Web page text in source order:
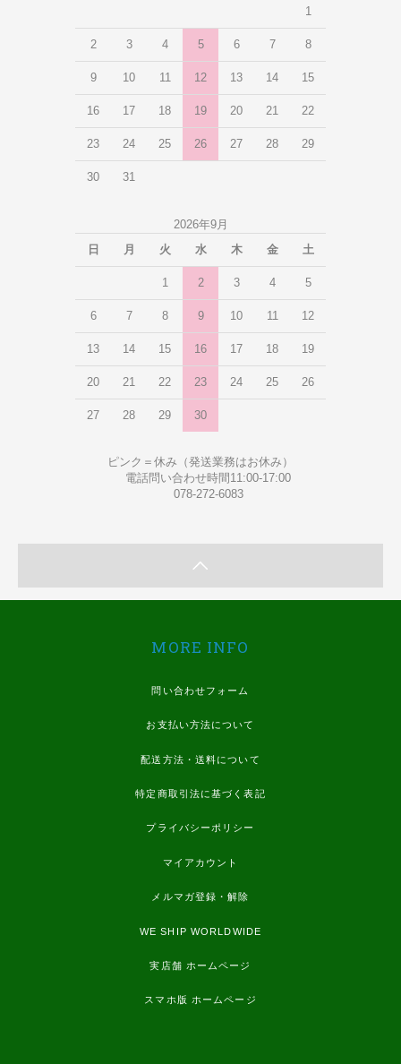
1
2 3 4 5 6 7 8
9 10 11 12 13 14 15
16 17 18 19 20 21 22
23 24 25 26 27 28 29
30 31
2026年9月
日
月 火 水 木 金 土
1 2 3 4 5
6 7 8 9 10 11 12
13 14 15 16 17 18 19
20 21 22 23 24 25 26
27 28 29 30
ピンク＝休み（発送業務はお休み）
電話問い合わせ時間11:00-17:00
078-272-6083
MORE INFO
問い合わせフォーム
お支払い方法について
配送方法・送料について
特定商取引法に基づく表記
プライバシーポリシー
マイアカウント
メルマガ登録・解除
WE SHIP WORLDWIDE
実店舗 ホームページ
スマホ版 ホームページ